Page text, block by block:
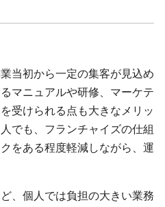
当初から一定の集客が見込め
マニュアルや研修、マーケテ
受けられる点も大きなメリッ
でも、フランチャイズの仕組
をある程度軽減しながら、運
、個人では負担の大きい業務